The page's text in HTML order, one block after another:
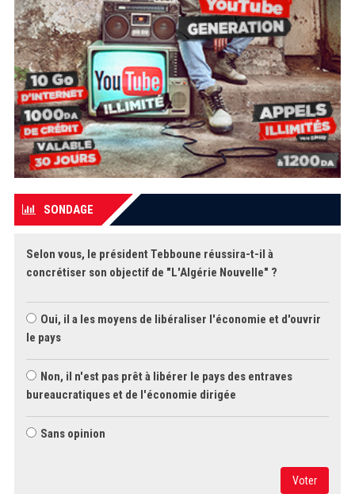
SONDAGE
Selon vous, le président Tebboune réussira-t-il à
concrétiser son objectif de "L'Algérie Nouvelle" ?
Oui, il a les moyens de libéraliser l'économie et d'ouvrir
le pays
Non, il n'est pas prêt à libérer le pays des entraves
bureaucratiques et de l'économie dirigée
Sans opinion
Voter